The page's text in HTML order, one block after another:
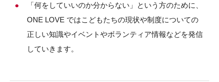
「何をしていいのか分からない」という方のために、
ONE LOVE ではこどもたちの現状や制度についての
正しい知識やイベントやボランティア情報などを発信
していきます。